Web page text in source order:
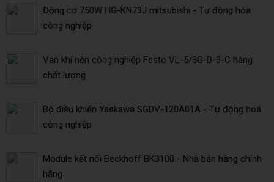
Động cơ 750W HG-KN73J mitsubishi - Tự động hóa
công nghiệp
Van khí nén công nghiệp Festo VL-5/3G-D-3-C hàng
chất lượng
Bộ điều khiển Yaskawa SGDV-120A01A - Tự động hoá
công nghiệp
Module kết nối Beckhoff BK3100 - Nhà bán hàng chính
hãng